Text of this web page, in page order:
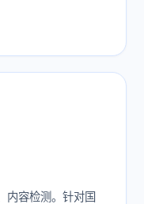
内容检测。针对国